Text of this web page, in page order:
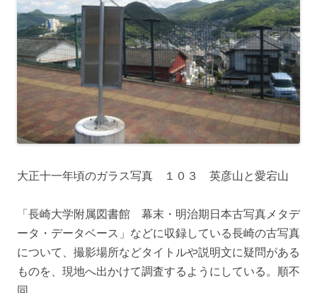
大正十一年頃のガラス写真 １０３ 英彦山と愛宕山
「長崎大学附属図書館 幕末・明治期日本古写真メタデ
ータ・データベース」などに収録している長崎の古写真
について、撮影場所などタイトルや説明文に疑問がある
ものを、現地へ出かけて調査するようにしている。順不